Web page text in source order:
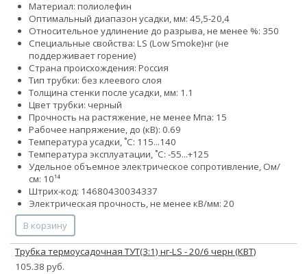
Материал: полиолефин
Оптимальный диапазон усадки, мм: 45,5-20,4
Относительное удлинение до разрыва, не менее %: 350
Специальные свойства: LS (Low Smoke)нг (не
поддерживает горение)
Страна происхождения: Россия
Тип трубки: без клеевого слоя
Толщина стенки после усадки, мм: 1.1
Цвет трубки: черный
Прочность на растяжение, не менее Мпа: 15
Рабочее напряжение, до (кВ): 0.69
Температура усадки, ˚С: 115...140
Температура эксплуатации, ˚С: -55...+125
Удельное объемное электрическое сопротивление, Ом/
см: 10¹⁴
Штрих-код: 14680430034337
Электрическая прочность, не менее кВ/мм: 20
В корзину
Трубка термоусадочная ТУТ(3:1) нг-LS - 20/6 черн (КВТ)
105.38 руб.